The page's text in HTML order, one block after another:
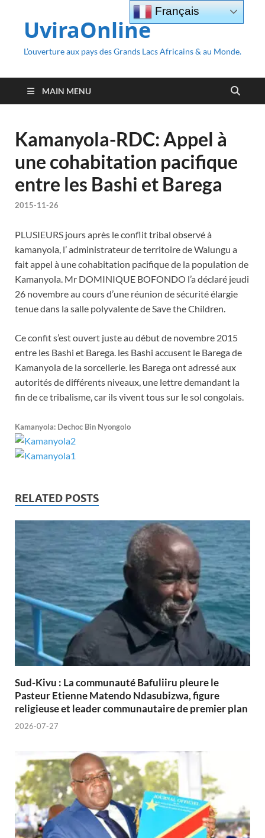
UviraOnline
L’ouverture aux pays des Grands Lacs Africains & au Monde.
MAIN MENU
Kamanyola-RDC: Appel à
une cohabitation pacifique
entre les Bashi et Barega
2015-11-26
PLUSIEURS jours après le conflit tribal observé à
kamanyola, l’ administrateur de territoire de Walungu a
fait appel à une cohabitation pacifique de la population de
Kamanyola. Mr DOMINIQUE BOFONDO l’a déclaré jeudi
26 novembre au cours d’une réunion de sécurité élargie
tenue dans la salle polyvalente de Save the Children.
Ce confit s’est ouvert juste au début de novembre 2015
entre les Bashi et Barega. les Bashi accusent le Barega de
Kamanyola de la sorcellerie. les Barega ont adressé aux
autorités de différents niveaux, une lettre demandant la
fin de ce tribalisme, car ils vivent tous sur le sol congolais.
Kamanyola: Dechoc Bin Nyongolo
RELATED POSTS
Sud-Kivu : La communauté Bafuliiru pleure le
Pasteur Etienne Matendo Ndasubizwa, figure
religieuse et leader communautaire de premier plan
2026-07-27
Français